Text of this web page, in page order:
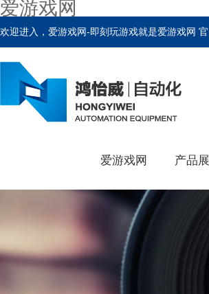
爱游戏网
欢迎进入，爱游戏网-即刻玩游戏就是爱游戏网 官
爱游戏网 产品